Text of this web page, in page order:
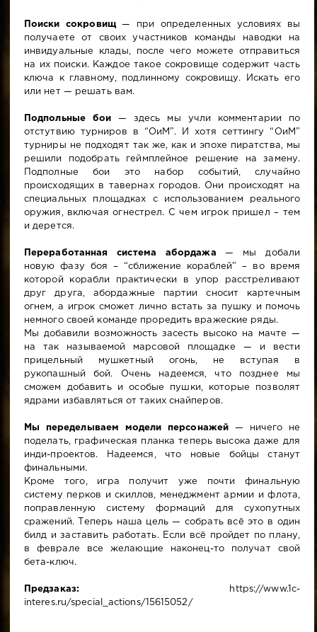
Поиски сокровищ— при определенных условиях вы
получаете от своих участников команды наводки на
инвидуальные клады, после чего можете отправиться
на их поиски. Каждое такое сокровище содержит часть
ключа к главному, подлинному сокровищу. Искать его
или нет — решать вам.
Подпольные бои— здесь мы учли комментарии по
отстутвию турниров в “ОиМ”. И хотя сеттингу “ОиМ”
турниры не подходят так же, как и эпохе пиратства, мы
решили подобрать геймплейное решение на замену.
Подполные бои это набор событий, случайно
происходящих в тавернах городов. Они происходят на
специальных площадках с использованием реального
оружия, включая огнестрел. С чем игрок пришел – тем
и дерется.
Переработанная система абордажа — мы добали
новую фазу боя – “сближение кораблей” – во время
которой корабли практически в упор расстреливают
друг друга, абордажные партии сносит картечным
огнем, а игрок сможет лично встать за пушку и помочь
немного своей команде проредить вражеские ряды.
Мы добавили возможность засесть высоко на мачте —
на так называемой марсовой площадке — и вести
прицельный мушкетный огонь, не вступая в
рукопашный бой. Очень надеемся, что позднее мы
сможем добавить и особые пушки, которые позволят
ядрами избавляться от таких снайперов.
Мы переделываем модели персонажей — ничего не
поделать, графическая планка теперь высока даже для
инди-проектов. Надеемся, что новые бойцы станут
финальными.
Кроме того, игра получит уже почти финальную
систему перков и скиллов, менеджмент армии и флота,
поправленную систему формаций для сухопутных
сражений. Теперь наша цель — собрать всё это в один
билд и заставить работать. Если всё пройдет по плану,
в феврале все желающие наконец-то получат свой
бета-ключ.
Предзаказ: https://www.1c-
interes.ru/special_actions/15615052/